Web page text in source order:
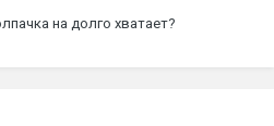
на долго хватает?